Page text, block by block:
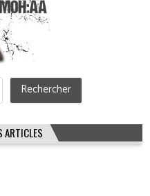
Rechercher
ARTICLES